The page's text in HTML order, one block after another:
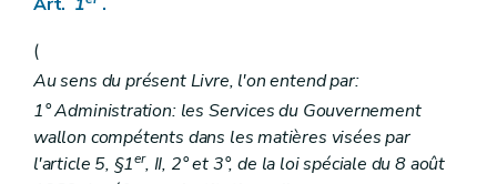
Art.12
Art.13
Art. 14
Art.15
Art.16
Art.16/1
(
Au sens du présent Livre, l'on entend par:
1° Administration: les Services du Gouvernement
wallon compétents dans les matières visées par
l'article 5, §1er, II, 2° et 3°, de la loi spéciale du 8 août